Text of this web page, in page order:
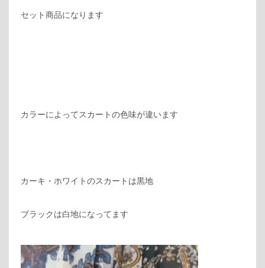
セット商品になります
カラーによってスカートの色味が違います
カーキ・ホワイトのスカートは黒地
ブラックは白地になってます